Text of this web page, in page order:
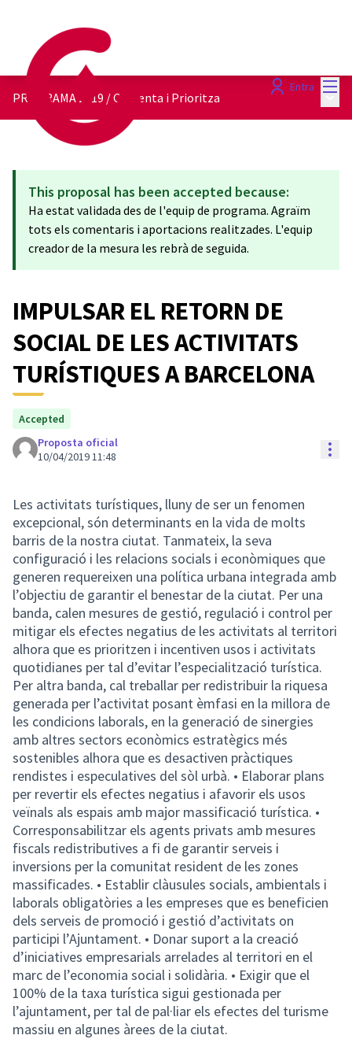
Entra
PROGRAMA 2019 /Comenta i Prioritza
This proposal has been accepted because:
Ha estat validada des de l'equip de programa. Agraïm
tots els comentaris i aportacions realitzades. L'equip
creador de la mesura les rebrà de seguida.
IMPULSAR EL RETORN DE
SOCIAL DE LES ACTIVITATS
TURÍSTIQUES A BARCELONA
Accepted
Proposta oficial
10/04/2019 11:48
Les activitats turístiques, lluny de ser un fenomen
excepcional, són determinants en la vida de molts
barris de la nostra ciutat. Tanmateix, la seva
configuració i les relacions socials i econòmiques que
generen requereixen una política urbana integrada amb
l’objectiu de garantir el benestar de la ciutat. Per una
banda, calen mesures de gestió, regulació i control per
mitigar els efectes negatius de les activitats al territori
alhora que es prioritzen i incentiven usos i activitats
quotidianes per tal d’evitar l’especialització turística.
Per altra banda, cal treballar per redistribuir la riquesa
generada per l’activitat posant èmfasi en la millora de
les condicions laborals, en la generació de sinergies
amb altres sectors econòmics estratègics més
sostenibles alhora que es desactiven pràctiques
rendistes i especulatives del sòl urbà. • Elaborar plans
per revertir els efectes negatius i afavorir els usos
veïnals als espais amb major massificació turística. •
Corresponsabilitzar els agents privats amb mesures
fiscals redistributives a fi de garantir serveis i
inversions per la comunitat resident de les zones
massificades. • Establir clàusules socials, ambientals i
laborals obligatòries a les empreses que es beneficien
dels serveis de promoció i gestió d’activitats on
participi l’Ajuntament. • Donar suport a la creació
d’iniciatives empresarials arrelades al territori en el
marc de l’economia social i solidària. • Exigir que el
100% de la taxa turística sigui gestionada per
l’ajuntament, per tal de pal·liar els efectes del turisme
massiu en algunes àrees de la ciutat.